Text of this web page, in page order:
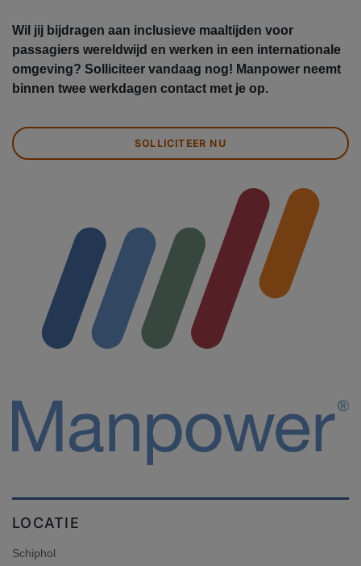
Wil jij bijdragen aan inclusieve maaltijden voor
passagiers wereldwijd en werken in een internationale
omgeving? Solliciteer vandaag nog! Manpower neemt
binnen twee werkdagen contact met je op.
SOLLICITEER NU
LOCATIE
Schiphol